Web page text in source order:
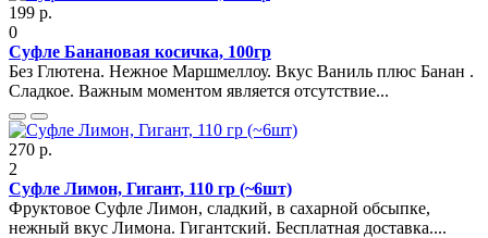
199 р.
0
Суфле Банановая косичка, 100гр
Без Глютена. Нежное Маршмеллоу. Вкус Ваниль плюс Банан .
Сладкое. Важным моментом является отсутствие...
270 р.
2
Суфле Лимон, Гигант, 110 гр (~6шт)
Фруктовое Суфле Лимон, сладкий, в сахарной обсыпке,
нежный вкус Лимона. Гигантский. Бесплатная доставка....